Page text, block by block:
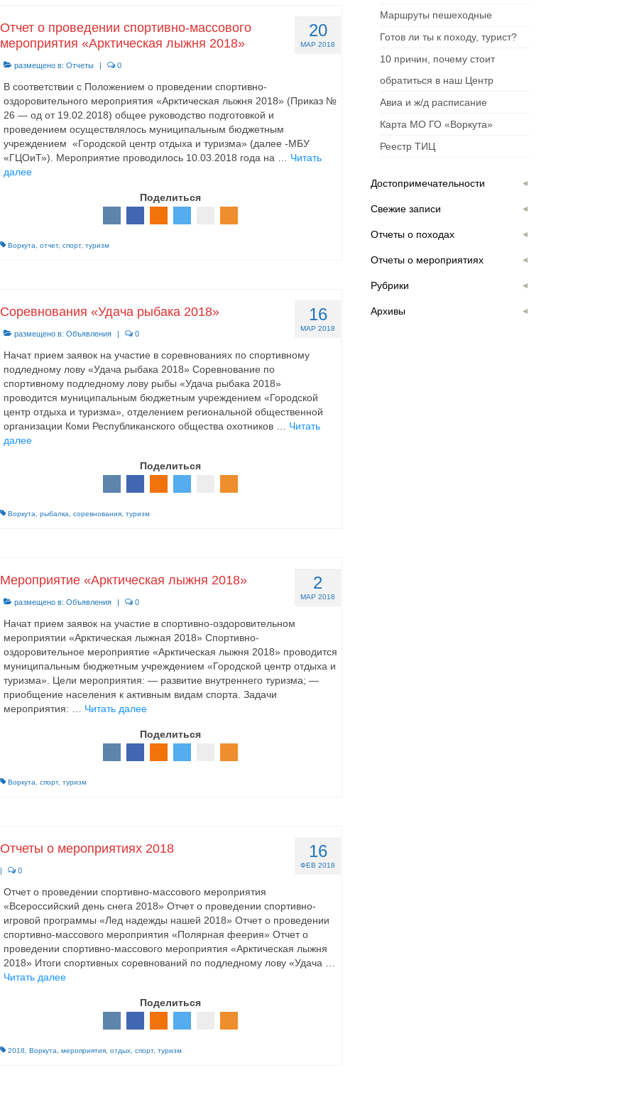
20
МАР 2018
Отчет о проведении спортивно-массового
мероприятия «Арктическая лыжня 2018»
размещено в: Отчеты | 0
В соответствии с Положением о проведении спортивно-
оздоровительного мероприятия «Арктическая лыжня 2018» (Приказ №
26 — од от 19.02.2018) общее руководство подготовкой и
проведением осуществлялось муниципальным бюджетным
учреждением «Городской центр отдыха и туризма» (далее -МБУ
«ГЦОиТ»). Мероприятие проводилось 10.03.2018 года на … Читать
далее
Поделиться
Воркута отчет, спорт, туризм
16
МАР 2018
Соревнования «Удача рыбака 2018»
размещено в: Объявления | 0
Начат прием заявок на участие в соревнованиях по спортивному
подледному лову «Удача рыбака 2018» Соревнование по
спортивному подледному лову рыбы «Удача рыбака 2018»
проводится муниципальным бюджетным учреждением «Городской
центр отдыха и туризма», отделением региональной общественной
организации Коми Республиканского общества охотников … Читать
далее
Поделиться
Воркута рыбалка соревнования, туризм
2
МАР 2018
Мероприятие «Арктическая лыжня 2018»
размещено в: Объявления | 0
Начат прием заявок на участие в спортивно-оздоровительном
мероприятии «Арктическая лыжная 2018» Спортивно-
оздоровительное мероприятие «Арктическая лыжня 2018» проводится
муниципальным бюджетным учреждением «Городской центр отдыха и
туризма». Цели мероприятия: — развитие внутреннего туризма; —
приобщение населения к активным видам спорта. Задачи
мероприятия: … Читать далее
Поделиться
Воркута спорт, туризм
16
ФЕВ 2018
Отчеты о мероприятиях 2018
| 0
Отчет о проведении спортивно-массового мероприятия
«Всероссийский день снега 2018» Отчет о проведении спортивно-
игровой программы «Лед надежды нашей 2018» Отчет о проведении
спортивно-массового мероприятия «Полярная феерия» Отчет о
проведении спортивно-массового мероприятия «Арктическая лыжня
2018» Итоги спортивных соревнований по подледному лову «Удача …
Читать далее
Поделиться
2018 Воркута мероприятия, отдых, спорт, туризм
Маршруты пешеходные
Готов ли ты к походу, турист?
10 причин, почему стоит
обратиться в наш Центр
Авиа и ж/д расписание
Карта МО ГО «Воркута»
Реестр ТИЦ
Достопримечательности
Свежие записи
Отчеты о походах
Отчеты о мероприятиях
Рубрики
Архивы